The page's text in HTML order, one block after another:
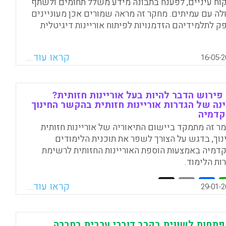
עם עמיתים. מחקר זה מראה שמורים אכן מעוניינים
לתלמידיהם הזדמנויות לפיתוח אוריינות דיגיטלית
או פוליטיות טעונות או מאוזלות-יד חברתיות. וכך,
ונטולי חשיבה ביקורתית.
WhatsApp
Facebook
Email
X
16-05- קראו עוד...
הדבר להיות בעל אוריינות חזותית?
של הגדרות אוריינות חזותית בהקשר החינוך
זה מתמקד ביישום התיאוריה של אוריינות חזותית
בדגש על הצורך לשפר את תוכנית הלימודים
באמצעות הוספת האוריינות החזותית לרשימת
הלימוד.
WhatsApp
Facebook
Email 29-01- קראו עוד...